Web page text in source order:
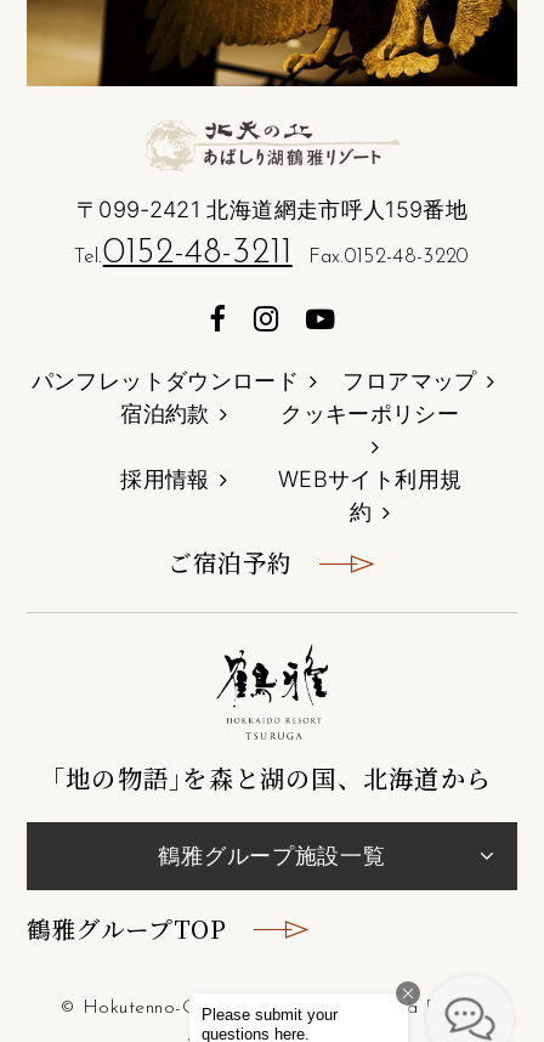
〒099-2421 北海道網走市呼人159番地
Tel.0152-48-3211 Fax.0152-48-3220
パンフレットダウンロード
フロアマップ
宿泊約款
クッキーポリシー
採用情報
WEBサイト利用規
約
ご宿泊予約
｢地の物語｣を森と湖の国、北海道から
鶴雅グループ施設一覧
鶴雅グループTOP
© Hokutenno-Oka Lake Abashiri Tsuruga Resort.
All Rights Reserved.